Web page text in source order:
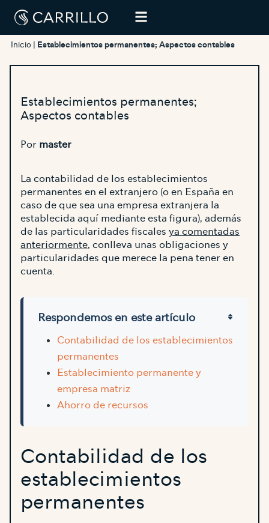
Inicio Establecimientos permanentes; Aspectos contables
Establecimientos permanentes;
Aspectos contables
Por master
La contabilidad de los establecimientos
permanentes en el extranjero (o en España en
caso de que sea una empresa extranjera la
establecida aquí mediante esta figura), además
de las particularidades fiscales ya comentadas
anteriormente, conlleva unas obligaciones y
particularidades que merece la pena tener en
cuenta.
Respondemos en este artículo
Contabilidad de los establecimientos
permanentes
Establecimiento permanente y
empresa matriz
Ahorro de recursos
Contabilidad de los
establecimientos
permanentes